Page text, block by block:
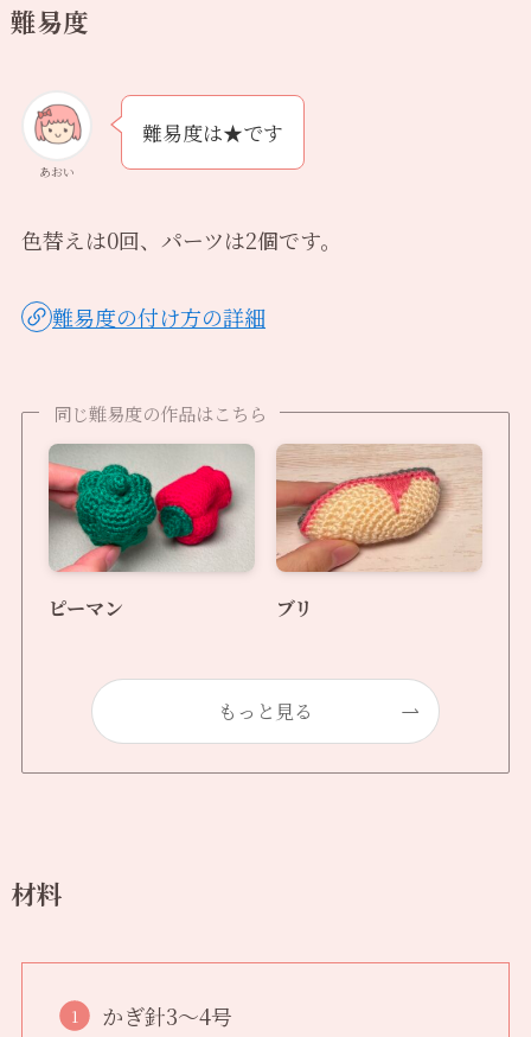
難易度
あおい
難易度は★です
色替えは0回、パーツは2個です。
難易度の付け方の詳細
同じ難易度の作品はこちら
ピーマン ブリ
もっと見る
材料
かぎ針3〜4号